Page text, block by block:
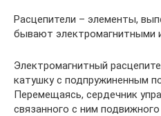
Расцепители – элементы,
бывают электромагнитными
Электромагнитный
катушку с подпружиненным
Перемещаясь, сердечник
связанного с ним